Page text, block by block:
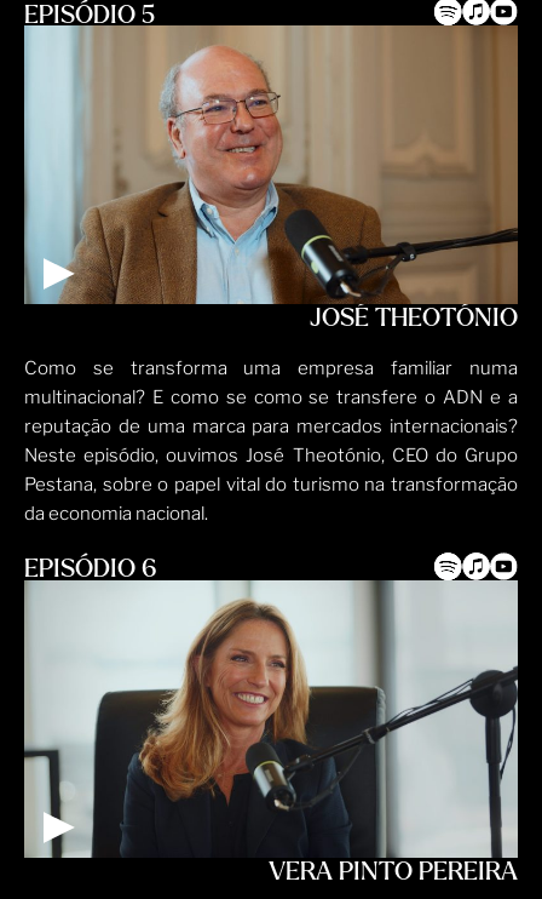
EPISÓDIO 5
JOSÉ THEOTÓNIO
Como se transforma uma empresa familiar numa
multinacional? E como se como se transfere o ADN e a
reputação de uma marca para mercados internacionais?
Neste episódio, ouvimos José Theotónio, CEO do Grupo
Pestana, sobre o papel vital do turismo na transformação
da economia nacional.
EPISÓDIO 6
VERA PINTO PEREIRA